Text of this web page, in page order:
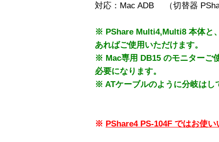
対応：Mac ADB （切替器
※ PShare Multi4,Multi8 本体と
あればご使用いただけます。
※ Mac専用 DB15 のモニターご
必要になります。
※ ATケーブルのように分岐はし
※ PShare4 PS-104F ではお使